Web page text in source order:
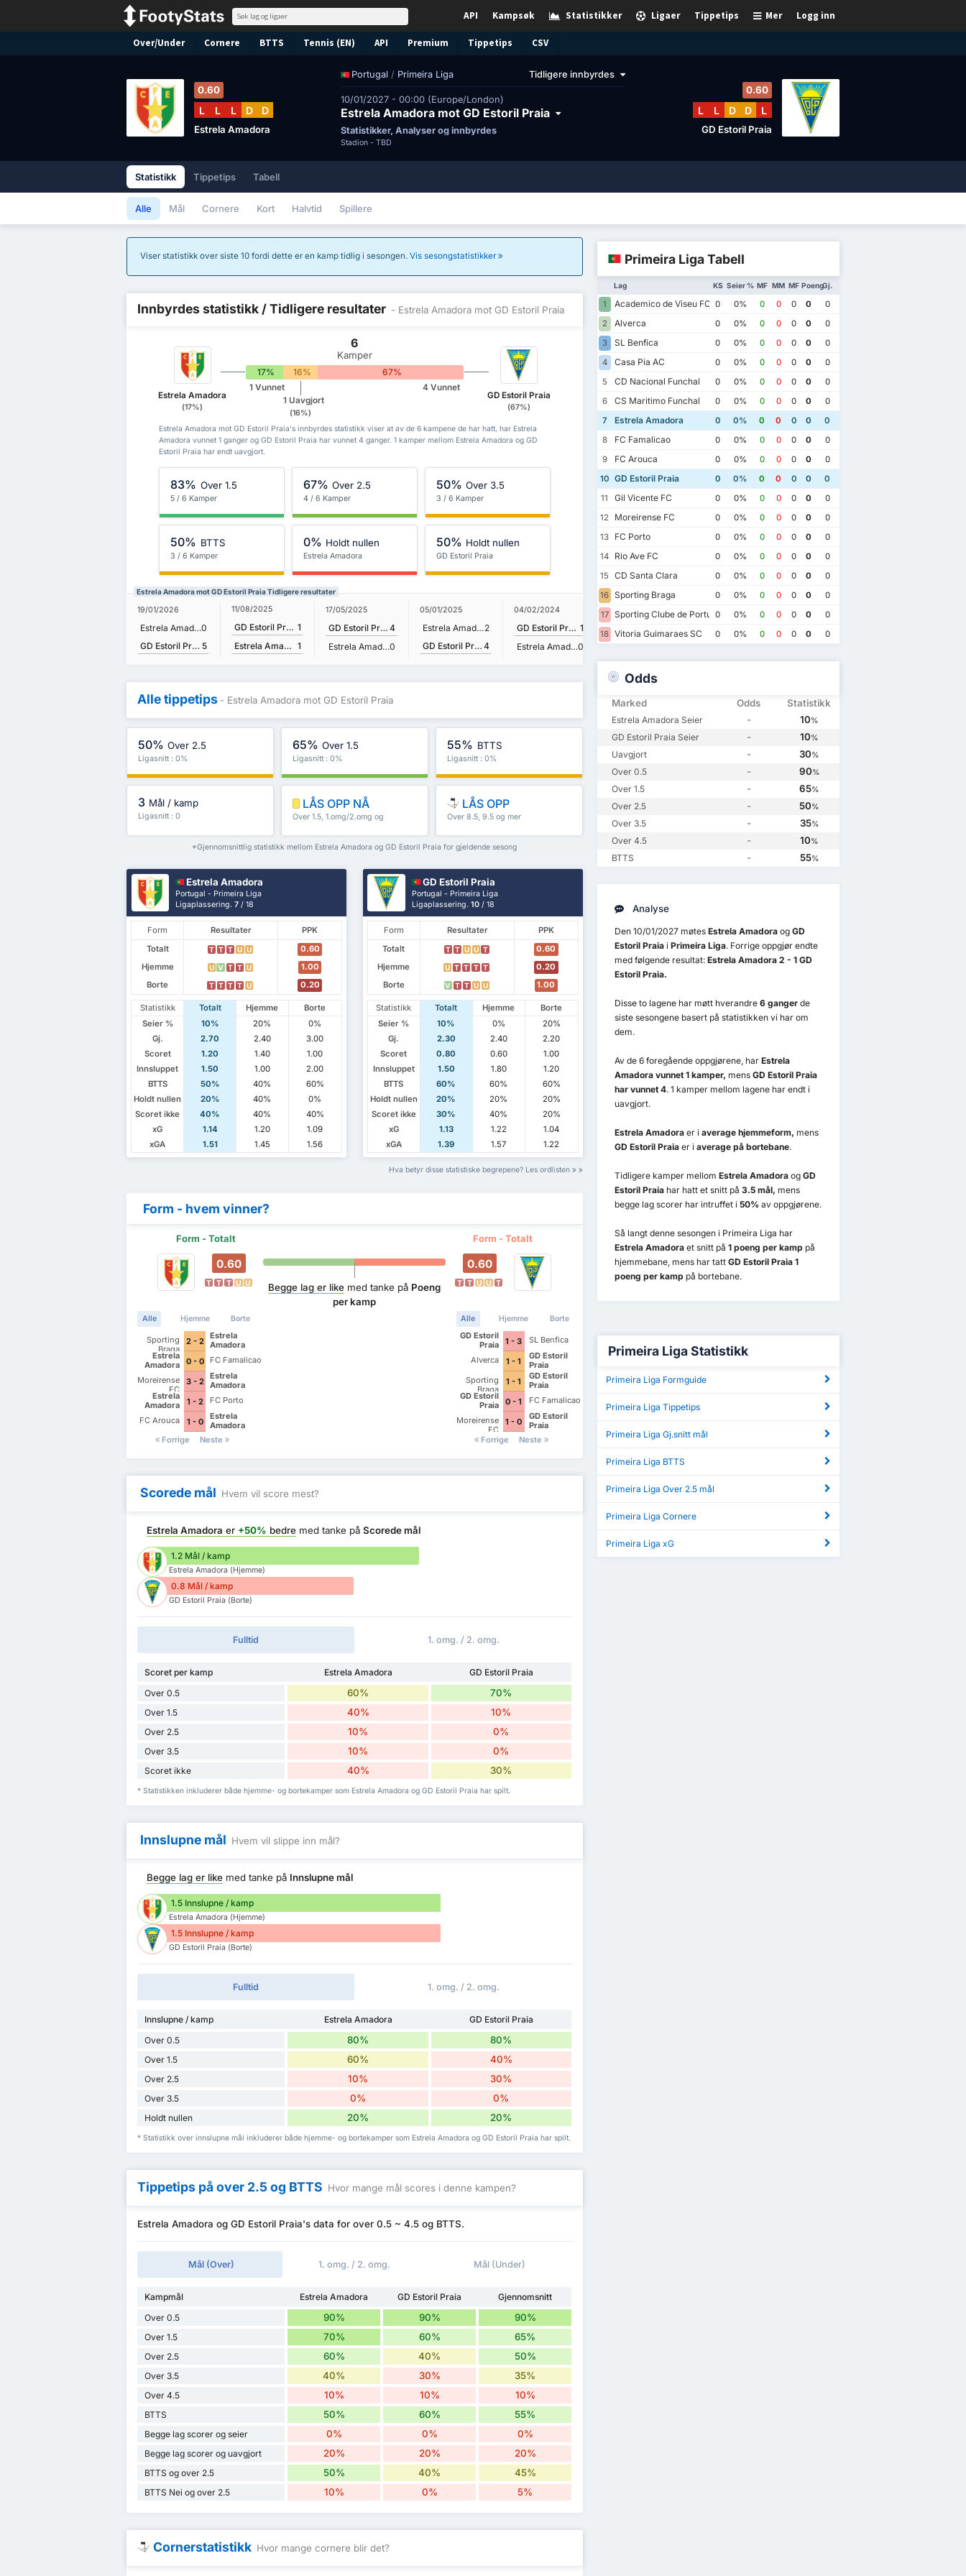
Logg inn
Mer
Tippetips
Ligaer
Statistikker
Kampsøk
API
Over/Under Cornere BTTS Tennis (EN) API Premium Tippetips CSV
Portugal / Primeira Liga Tidligere innbyrdes
10/01/2027 - 00:00 (Europe/London)
Estrela Amadora mot GD Estoril Praia
Statistikker, Analyser og innbyrdes
Stadion - TBD
0.60
L L L D D
Estrela Amadora
0.60
L L D D L
GD Estoril Praia
Statistikk Tippetips Tabell
Alle Mål Cornere Kort Halvtid Spillere
Viser statistikk over siste 10 fordi dette er en kamp tidlig i sesongen. Vis sesongstatistikker
Innbyrdes statistikk / Tidligere resultater - Estrela Amadora mot GD Estoril Praia
Estrela Amadora
(17%)
6
Kamper
17% 16% 67%
1 Vunnet
1 Uavgjort
(16%)
4 Vunnet
GD Estoril Praia
(67%)
Estrela Amadora mot GD Estoril Praia's innbyrdes statistikk viser at av de 6 kampene de har hatt, har Estrela
Amadora vunnet 1 ganger og GD Estoril Praia har vunnet 4 ganger. 1 kamper mellom Estrela Amadora og GD
Estoril Praia har endt uavgjort.
83% Over 1.5
5 / 6 Kamper
67% Over 2.5
4 / 6 Kamper
50% Over 3.5
3 / 6 Kamper
50% BTTS
3 / 6 Kamper
0% Holdt nullen
Estrela Amadora
50% Holdt nullen
GD Estoril Praia
Estrela Amadora mot GD Estoril Praia Tidligere resultater
19/01/2026
Estrela Amadora0
GD Estoril Praia 5
11/08/2025
GD Estoril Praia 1
Estrela Amadora 1
17/05/2025
GD Estoril Praia 4
Estrela Amadora0
05/01/2025
Estrela Amadora 2
GD Estoril Praia 4
04/02/2024
GD Estoril Praia 1
Estrela Amadora0
25/08/2023
Alle tippetips - Estrela Amadora mot GD Estoril Praia
50% Over 2.5
Ligasnitt : 0%
65% Over 1.5
Ligasnitt : 0%
55% BTTS
Ligasnitt : 0%
3 Mål / kamp
Ligasnitt : 0
LÅS OPP NÅ
Over 1.5, 1.omg/2.omg og
LÅS OPP
Over 8.5, 9.5 og mer
*Gjennomsnittlig statistikk mellom Estrela Amadora og GD Estoril Praia for gjeldende sesong
Estrela Amadora
Portugal - Primeira Liga
Ligaplassering.7 / 18
Form Resultater
PPK
Totalt
T T T U U
0.60
Hjemme
U V T T U
1.00
Borte
T T T T U 0.20
Statistikk Totalt Hjemme
Borte
Seier %
10% 20%
0%
Gj.
2.70 2.40
3.00
Scoret
1.20 1.40
1.00
Innsluppet
1.50 1.00
2.00
BTTS
50% 40%
60%
Holdt nullen
20% 40%
0%
Scoret ikke
40% 40%
40%
xG
1.14 1.20
1.09
xGA
1.51 1.45 1.56
GD Estoril Praia
Portugal - Primeira Liga
Ligaplassering.10 / 18
Form Resultater
PPK
Totalt
T T U U T
0.60
Hjemme
U T T T T
0.20
Borte
V T T U U 1.00
Statistikk Totalt Hjemme
Borte
Seier %
10% 0%
20%
Gj.
2.30 2.40
2.20
Scoret
0.80 0.60
1.00
Innsluppet
1.50 1.80
1.20
BTTS
60% 60%
60%
Holdt nullen
20% 20%
20%
Scoret ikke
30% 40%
20%
xG
1.13 1.22
1.04
xGA
1.39 1.57 1.22
Hva betyr disse statistiske begrepene? Les ordlisten
Form - hvem vinner?
Form - Totalt Form - Totalt
0.60
T T T U U
Alle Hjemme Borte
Sporting
Braga
2 - 2
Estrela
Amadora
Estrela
Amadora
0 - 0
FC Famalicao
Moreirense
FC
3 - 2
Estrela
Amadora
Estrela
Amadora
1 - 2
FC Porto
FC Arouca
1 - 0
Estrela
Amadora
Forrige
Neste
Begge lag er likemed tanke på Poeng
per kamp
0.60
T T U U T
Alle Hjemme Borte
GD Estoril
Praia
1 - 3
SL Benfica
Alverca
1 - 1
GD Estoril
Praia
Sporting
Braga
1 - 1
GD Estoril
Praia
GD Estoril
Praia
0 - 1
FC Famalicao
Moreirense
FC
1 - 0
GD Estoril
Praia
Forrige
Neste
Scorede mål Hvem vil score mest?
Estrela Amadora er +50% bedre med tanke påScorede mål
1.2 Mål / kamp
Estrela Amadora (Hjemme)
0.8 Mål / kamp
GD Estoril Praia (Borte)
Fulltid 1. omg. / 2. omg.
Scoret per kamp Estrela Amadora
GD Estoril Praia
Over 0.5
60% 70%
Over 1.5 40% 10%
Over 2.5 10% 0%
Over 3.5 10% 0%
Scoret ikke 40% 30%
* Statistikken inkluderer både hjemme- og bortekamper som Estrela Amadora og GD Estoril Praia har spilt.
Innslupne mål Hvem vil slippe inn mål?
Begge lag er like med tanke på Innslupne mål
1.5 Innslupne / kamp
Estrela Amadora (Hjemme)
1.5 Innslupne / kamp
GD Estoril Praia (Borte)
Fulltid 1. omg. / 2. omg.
Innslupne / kamp Estrela Amadora
GD Estoril Praia
Over 0.5
80% 80%
Over 1.5 60% 40%
Over 2.5 10% 30%
Over 3.5 0% 0%
Holdt nullen 20% 20%
* Statistikk over innslupne mål inkluderer både hjemme- og bortekamper som Estrela Amadora og GD Estoril Praia har spilt.
Tippetips på over 2.5 og BTTS Hvor mange mål scores i denne kampen?
Estrela Amadora og GD Estoril Praia's data for over 0.5 ~ 4.5 og BTTS.
Mål (Over) 1. omg. / 2. omg. Mål (Under)
Kampmål Estrela Amadora GD Estoril Praia
Gjennomsnitt
Over 0.5
90% 90% 90%
Over 1.5 70% 60% 65%
Over 2.5 60% 40% 50%
Over 3.5 40% 30% 35%
Over 4.5 10% 10% 10%
BTTS 50% 60% 55%
Begge lag scorer og seier 0% 0% 0%
Begge lag scorer og uavgjort 20% 20% 20%
BTTS og over 2.5 50% 40% 45%
BTTS Nei og over 2.5 10% 0% 5%
Cornerstatistikk Hvor mange cornere blir det?
Primeira Liga Tabell
Lag KS Seier % MF MM MF PoengGj.
1 Academico de Viseu FC 0 0% 0 0 0 0
0
2
Alverca 0 0% 0 0 0 0
0
3
SL Benfica 0 0% 0 0 0 0
0
4
Casa Pia AC 0 0% 0 0 0 0
0
5
CD Nacional Funchal 0 0% 0 0 0 0
0
6
CS Maritimo Funchal 0 0% 0 0 0 0
0
7
Estrela Amadora 0 0% 0 0 0 0
0
8
FC Famalicao 0 0% 0 0 0 0
0
9
FC Arouca 0 0% 0 0 0 0
0
10 GD Estoril Praia 0 0% 0 0 0 0
0
11
Gil Vicente FC 0 0% 0 0 0 0
0
12
Moreirense FC 0 0% 0 0 0 0
0
13
FC Porto 0 0% 0 0 0 0
0
14
Rio Ave FC 0 0% 0 0 0 0
0
15
CD Santa Clara 0 0% 0 0 0 0
0
16 Sporting Braga 0 0% 0 0 0 0
0
17 Sporting Clube de Portugal
0 0% 0 0 0 0
0
18 Vitoria Guimaraes SC 0 0% 0 0 0 0 0
Odds
Marked Odds Statistikk
Estrela Amadora Seier - 10%
GD Estoril Praia Seier - 10%
Uavgjort - 30%
Over 0.5 - 90%
Over 1.5 - 65%
Over 2.5 - 50%
Over 3.5 - 35%
Over 4.5 - 10%
BTTS - 55%
Analyse
Den 10/01/2027 møtes Estrela Amadoraog GD
Estoril Praiai Primeira Liga. Forrige oppgjør endte
med følgende resultat: Estrela Amadora 2 - 1 GD
Estoril Praia.
Disse to lagene har møtt hverandre 6 gangerde
siste sesongene basert på statistikken vi har om
dem.
Av de 6 foregående oppgjørene, har Estrela
Amadora vunnet 1 kamper, mens GD Estoril Praia
har vunnet 4. 1 kamper mellom lagene har endt i
uavgjort.
Estrela Amadoraer i average hjemmeform, mens
GD Estoril Praiaer i average på bortebane.
Tidligere kamper mellom Estrela Amadoraog GD
Estoril Praiahar hatt et snitt på 3.5 mål, mens
begge lag scorer har intruffet i 50% av oppgjørene.
Så langt denne sesongen i Primeira Liga har
Estrela Amadoraet snitt på 1 poeng per kamp på
hjemmebane, mens har tatt GD Estoril Praia 1
poeng per kamp på bortebane.
Primeira Liga Statistikk
Primeira Liga Formguide
Primeira Liga Tippetips
Primeira Liga Gj.snitt mål
Primeira Liga BTTS
Primeira Liga Over 2.5 mål
Primeira Liga Cornere
Primeira Liga xG